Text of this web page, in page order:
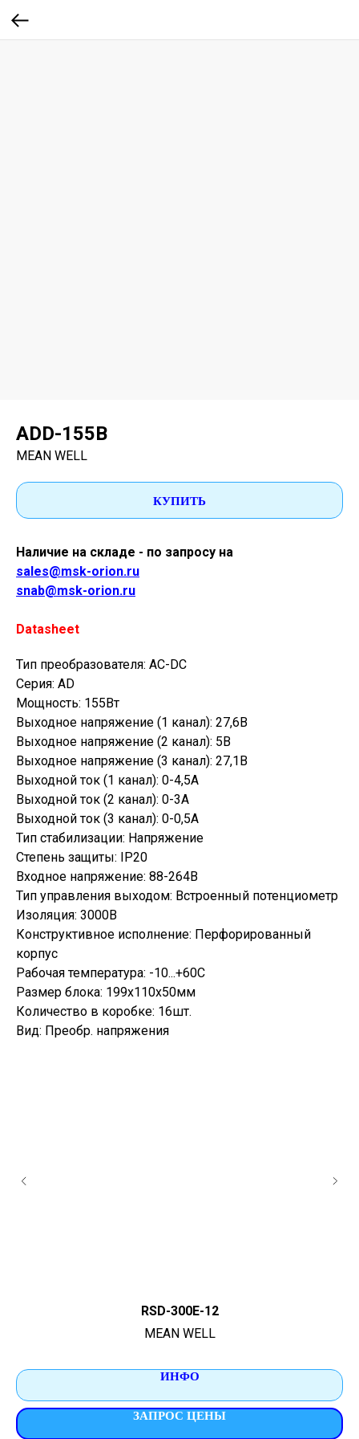
ADD-155B
MEAN WELL
КУПИТЬ
Наличие на складе - по запросу на
sales@msk-orion.ru
snab@msk-orion.ru
Datasheet
Тип преобразователя: AC-DC
Серия: AD
Мощность: 155Вт
Выходное напряжение (1 канал): 27,6В
Выходное напряжение (2 канал): 5В
Выходное напряжение (3 канал): 27,1В
Выходной ток (1 канал): 0-4,5А
Выходной ток (2 канал): 0-3А
Выходной ток (3 канал): 0-0,5А
Тип стабилизации: Напряжение
Степень защиты: IP20
Входное напряжение: 88-264В
Тип управления выходом: Встроенный потенциометр
Изоляция: 3000В
Конструктивное исполнение: Перфорированный
корпус
Рабочая температура: -10...+60С
Размер блока: 199х110х50мм
Количество в коробке: 16шт.
Вид: Преобр. напряжения
RSD-300E-12
MEAN WELL
ИНФО
ЗАПРОС ЦЕНЫ